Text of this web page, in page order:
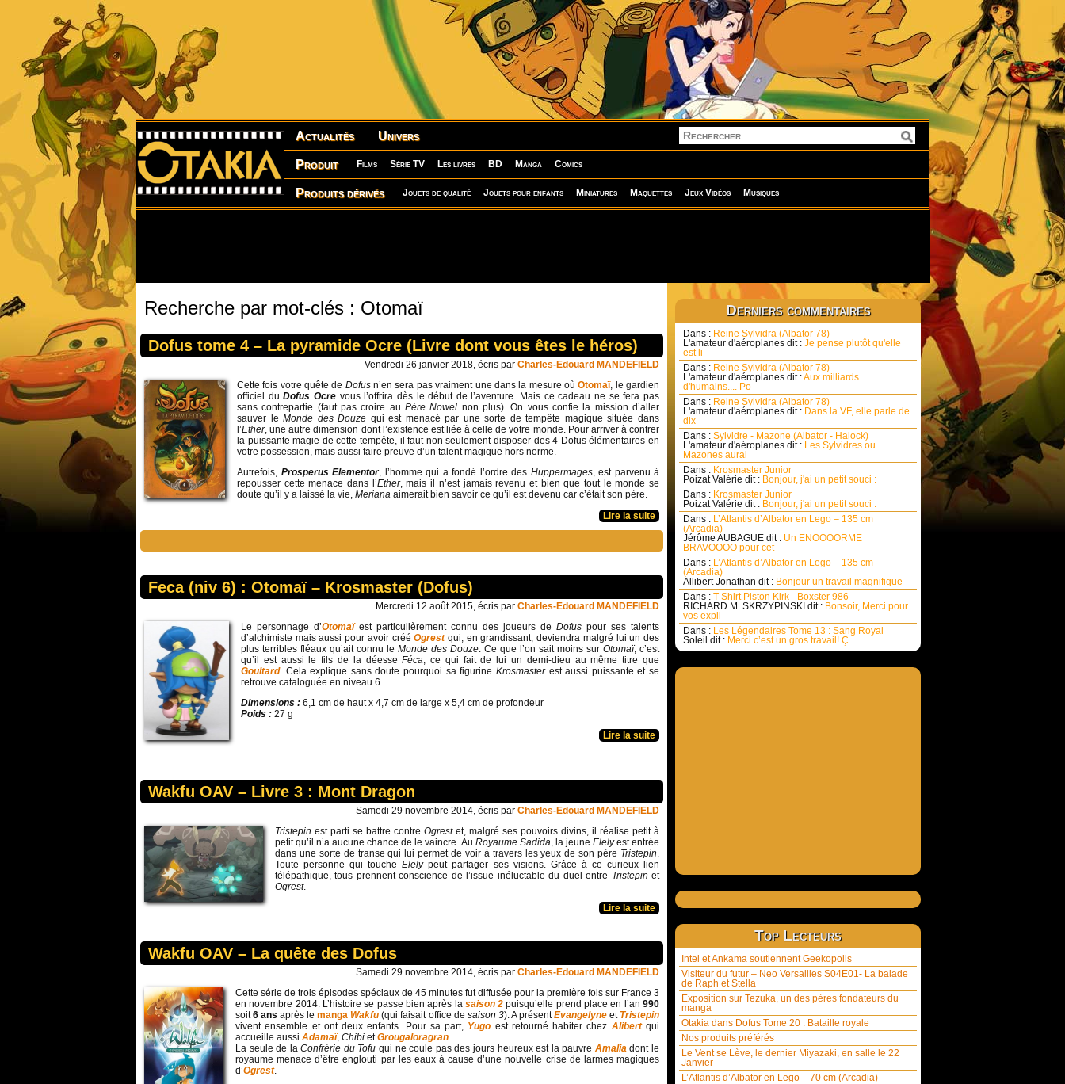
Actualités Univers
Produit Films Série TV Les livres BD Manga Comics
Produits dérivés Jouets de qualité Jouets pour enfants Miniatures Maquettes Jeux Vidéos Musiques
Recherche par mot-clés : Otomaï
Dofus tome 4 – La pyramide Ocre (Livre dont vous êtes le héros)
Vendredi 26 janvier 2018, écris par Charles-Edouard MANDEFIELD
Cette fois votre quête de Dofusn’en sera pas vraiment une dans la mesure oùOtomaï, le gardien
officiel duDofus Ocrevous l’offrira dès le début de l’aventure. Mais ce cadeau ne se fera pas
sans contrepartie (faut pas croire au Père Nowel non plus). On vous confie la mission d’aller
sauver leMonde des Douze qui est menacé par une sorte de tempête magique située dans
l’Ether, une autre dimension dont l’existence est liée à celle de votre monde. Pour arriver à contrer
la puissante magie de cette tempête, il faut non seulement disposer des 4 Dofus élémentaires en
votre possession, mais aussi faire preuve d’un talent magique hors norme.
Autrefois, Prosperus Elementor, l’homme qui a fondé l’ordre des Huppermages, est parvenu à
repousser cette menace dans l’Ether, mais il n’est jamais revenu et bien que tout le monde se
doute qu’il y a laissé la vie, Meriana aimerait bien savoir ce qu’il est devenu car c’était son père.
Lire la suite
Feca (niv 6) : Otomaï – Krosmaster (Dofus)
Mercredi 12 août 2015, écris par Charles-Edouard MANDEFIELD
Le personnage d’Otomaï est particulièrement connu des joueurs de Dofus pour ses talents
d’alchimiste mais aussi pour avoir crééOgrest qui, en grandissant, deviendra malgré lui un des
plus terribles fléaux qu’ait connu le Monde des Douze. Ce que l’on sait moins sur Otomaï, c’est
qu’il est aussi le fils de la déesseFéca, ce qui fait de lui un demi-dieu au même titre que
Goultard. Cela explique sans doute pourquoi sa figurine Krosmasterest aussi puissante et se
retrouve cataloguée en niveau 6.
Dimensions : 6,1 cm de haut x 4,7 cm de large x 5,4 cm de profondeur
Poids : 27 g
Lire la suite
Wakfu OAV – Livre 3 : Mont Dragon
Samedi 29 novembre 2014, écris par Charles-Edouard MANDEFIELD
Tristepin est parti se battre contre Ogrestet, malgré ses pouvoirs divins, il réalise petit à
petit qu’il n’a aucune chance de le vaincre. Au Royaume Sadida, la jeune Elelyest entrée
dans une sorte de transe qui lui permet de voir à travers les yeux de son père Tristepin.
Toute personne qui toucheElelypeut partager ses visions. Grâce à ce curieux lien
télépathique, tous prennent conscience de l’issue inéluctable du duel entre Tristepin et
Ogrest.
Lire la suite
Wakfu OAV – La quête des Dofus
Samedi 29 novembre 2014, écris par Charles-Edouard MANDEFIELD
Cette série de trois épisodes spéciaux de 45 minutes fut diffusée pour la première fois sur France 3
en novembre 2014. L’histoire se passe bien après la saison 2 puisqu’elle prend place en l’an 990
soit6 ans après lemangaWakfu (qui faisait office de saison 3). A présentEvangelyne et Tristepin
vivent ensemble et ont deux enfants. Pour sa part, Yugo est retourné habiter chez Alibert qui
accueille aussi Adamaï, Chibi etGrougaloragran.
La seule de laConfrérie du Tofu qui ne coule pas des jours heureux est la pauvre Amaliadont le
royaume menace d’être englouti par les eaux à cause d’une nouvelle crise de larmes magiques
d’Ogrest.
Derniers commentaires
Dans : Reine Sylvidra (Albator 78)
L'amateur d'aéroplanes dit : Je pense plutôt qu'elle
est li
Dans : Reine Sylvidra (Albator 78)
L'amateur d'aéroplanes dit :Aux milliards
d'humains.... Po
Dans : Reine Sylvidra (Albator 78)
L'amateur d'aéroplanes dit : Dans la VF, elle parle de
dix
Dans : Sylvidre - Mazone (Albator - Halock)
L'amateur d'aéroplanes dit : Les Sylvidres ou
Mazones aurai
Dans : Krosmaster Junior
Poizat Valérie dit : Bonjour, j'ai un petit souci :
Dans : Krosmaster Junior
Poizat Valérie dit : Bonjour, j'ai un petit souci :
Dans : L’Atlantis d’Albator en Lego – 135 cm
(Arcadia)
Jérôme AUBAGUE dit : Un ENOOOORME
BRAVOOOO pour cet
Dans : L’Atlantis d’Albator en Lego – 135 cm
(Arcadia)
Allibert Jonathan dit : Bonjour un travail magnifique
Dans : T-Shirt Piston Kirk - Boxster 986
RICHARD M. SKRZYPINSKI dit : Bonsoir, Merci pour
vos expli
Dans : Les Légendaires Tome 13 : Sang Royal
Soleil dit : Merci c’est un gros travail! Ç
Top Lecteurs
Intel et Ankama soutiennent Geekopolis
Visiteur du futur – Neo Versailles S04E01- La balade
de Raph et Stella
Exposition sur Tezuka, un des pères fondateurs du
manga
Otakia dans Dofus Tome 20 : Bataille royale
Nos produits préférés
Le Vent se Lève, le dernier Miyazaki, en salle le 22
Janvier
L’Atlantis d’Albator en Lego – 70 cm (Arcadia)